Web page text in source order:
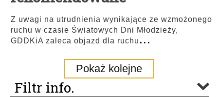
Z uwagi na utrudnienia wynikające ze wzmożonego
ruchu w czasie Światowych Dni Młodzieży,
GDDKiA zaleca objazd dla ruchu...
Pokaż kolejne
Filtr info.